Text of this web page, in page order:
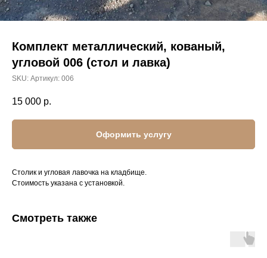
Комплект металлический, кованый,
угловой 006 (стол и лавка)
SKU: Артикул: 006
15 000 р.
Оформить услугу
Столик и угловая лавочка на кладбище.
Стоимость указана с установкой.
Смотреть также